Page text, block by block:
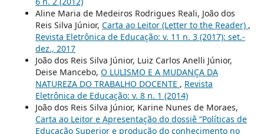
Aline Maria de Medeiros Rodrigues Reali, João dos
Reis Silva Júnior, Carta ao Leitor (Letter to the Reader) ,
Revista Eletrônica de Educação: v. 11 n. 3 (2017): set.-
dez., 2017
João dos Reis Silva Júnior, Luiz Carlos Anelli Júnior,
Deise Mancebo, O LULISMO E A MUDANÇA DA
NATUREZA DO TRABALHO DOCENTE , Revista
Eletrônica de Educação: v. 8 n. 1 (2014)
João dos Reis Silva Júnior, Karine Nunes de Moraes,
Carta ao Leitor e Apresentação do dossiê “Políticas de
Educação Superior e produção do conhecimento no